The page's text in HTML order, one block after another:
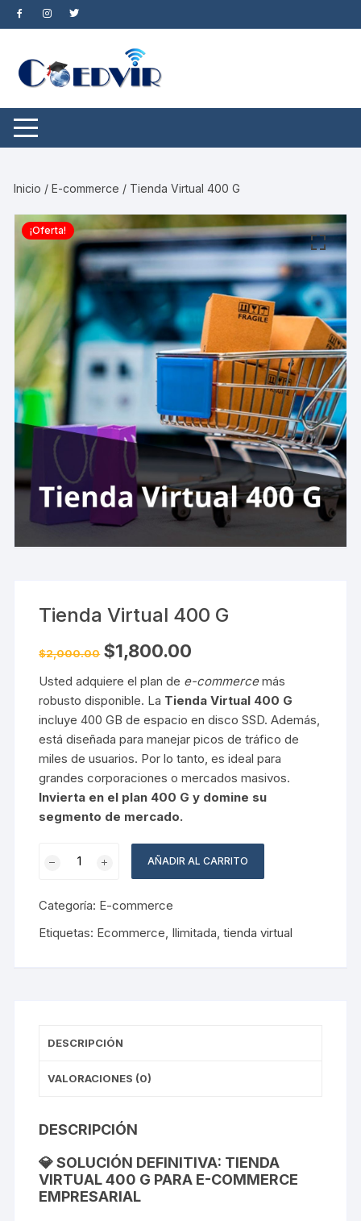
Saltar
al
Inicio /E-commerce / Tienda Virtual 400 G
¡Oferta!
Tienda Virtual 400 G
$2,000.00 El
precio
era:
$2,000.00.
$1,800.00
es:
$1,800.00.
Usted adquiere el plan de e-commercemás
robusto disponible. La Tienda Virtual 400 G
incluye 400 GB de espacio en disco SSD. Además,
está diseñada para manejar picos de tráfico de
miles de usuarios. Por lo tanto, es ideal para
grandes corporaciones o mercados masivos.
Invierta en el plan 400 G y domine su
segmento de mercado.
G
cantidad
AÑADIR AL CARRITO
Categoría: E-commerce
Etiquetas: Ecommerce Ilimitada ,tienda virtual
DESCRIPCIÓN
VALORACIONES (0)
DESCRIPCIÓN
💎 SOLUCIÓN DEFINITIVA: TIENDA
VIRTUAL 400 G PARA E-COMMERCE
EMPRESARIAL